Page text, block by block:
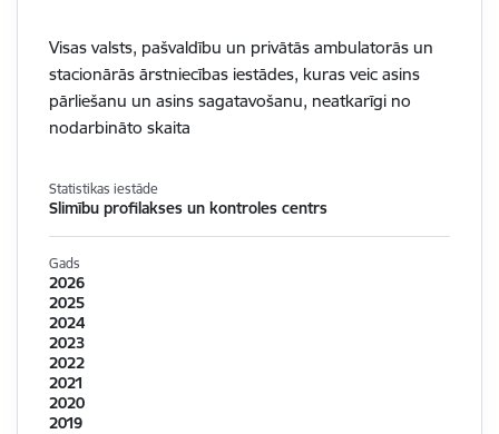
Visas valsts, pašvaldību un privātās ambulatorās un
stacionārās ārstniecības iestādes, kuras veic asins
pārliešanu un asins sagatavošanu, neatkarīgi no
nodarbināto skaita
Statistikas iestāde
Slimību profilakses un kontroles centrs
Gads
2026
2025
2024
2023
2022
2021
2020
2019